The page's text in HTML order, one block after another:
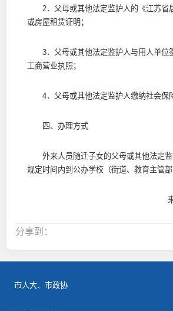
2．父母或其他法定监护人的《江苏省
或房屋租赁证明；
3．父母或其他法定监护人与用人单位
工商营业执照；
4．父母或其他法定监护人缴纳社会保险
四、办理方式
外来人员随迁子女的父母或其他法定监
规定时间内到公办学校（街道、教育主管部
分享到：
市人大、市政协